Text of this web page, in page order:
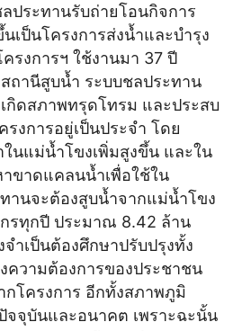
ประทานรับถ่ายโอนกิจการ
เป็นโครงการส่งน้ำและบำรุง
รงการฯ ใช้งานมา 37 ปี
ถานีสูบน้ำ ระบบชลประทาน
กิดสภาพทรุดโทรม และประสบ
งการอยู่เป็นประจำ โดย
นแม่น้ำโขงเพิ่มสูงขึ้น และใน
ขาดแคลนน้ำเพื่อใช้ใน
านจะต้องสูบน้ำจากแม่น้ำโขง
กรทุกปี ประมาณ 8.42 ล้าน
ำเป็นต้องศึกษาปรับปรุงทั้ง
ความต้องการของประชาชน
กโครงการ อีกทั้งสภาพภูมิ
จจุบันและอนาคต เพราะฉะนั้น